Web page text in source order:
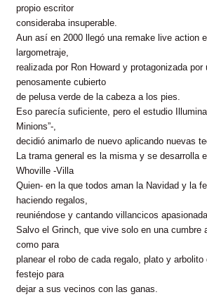
propio escritor
consideraba insuperable.
Aun así en 2000 llegó una remake live action
largometraje,
realizada por Ron Howard y protagonizada por
penosamente cubierto
de pelusa verde de la cabeza a los pies.
Eso parecía suficiente, pero el estudio
Minions”-,
decidió animarlo de nuevo aplicando nuevas
La trama general es la misma y se desarrolla
Whoville -Villa
Quien- en la que todos aman la Navidad y la
haciendo regalos,
reuniéndose y cantando villancicos
Salvo el Grinch, que vive solo en una cumbre
como para
planear el robo de cada regalo, plato y arbolito
festejo para
dejar a sus vecinos con las ganas.